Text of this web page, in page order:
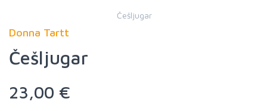
Češljugar
Donna Tartt
Češljugar
23,00 €